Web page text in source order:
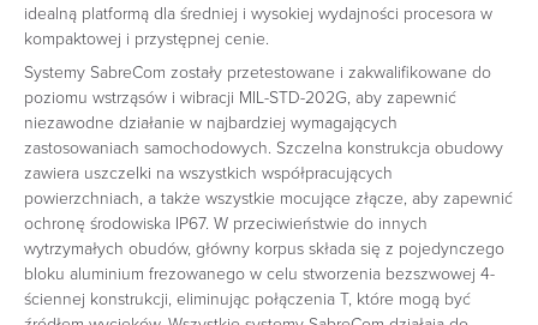
idealną platformą dla średniej i wysokiej wydajności procesora w
kompaktowej i przystępnej cenie.
Systemy SabreCom zostały przetestowane i zakwalifikowane do
poziomu wstrząsów i wibracji MIL-STD-202G, aby zapewnić
niezawodne działanie w najbardziej wymagających
zastosowaniach samochodowych. Szczelna konstrukcja obudowy
zawiera uszczelki na wszystkich współpracujących
powierzchniach, a także wszystkie mocujące złącze, aby zapewnić
ochronę środowiska IP67. W przeciwieństwie do innych
wytrzymałych obudów, główny korpus składa się z pojedynczego
bloku aluminium frezowanego w celu stworzenia bezszwowej 4-
ściennej konstrukcji, eliminując połączenia T, które mogą być